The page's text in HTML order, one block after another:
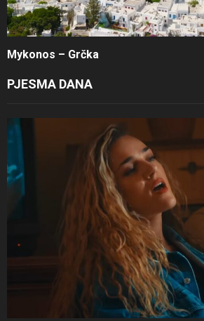
Mykonos – Grčka
PJESMA DANA